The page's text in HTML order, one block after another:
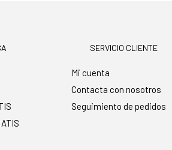
SERVICIO CLIENTE
Mi cuenta
Contacta con nosotros
Seguimiento de pedidos